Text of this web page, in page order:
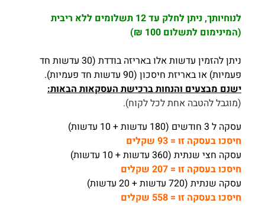
לנוחיותך, ניתן לחלק עד 12 תשלומים ללא ריבית
(המינימום לתשלום 100 ₪)
ניתן להזמין עדשות אלו באריזה בודדת (30 עדשות חד
פעמיות) או באריזת חיסכון (90 עדשות חד פעמיות).
ישנם מבצעים והנחות ברכישת העסקאות הבאות:
(מוגבל להטבה אחת לכל לקוח).
עסקה ל 3 חודשים (180 עדשות + 10 עדשות)
חיסכו בעסקה זו = 93 שקלים
עסקה חצי שנתית (360 עדשות + 10 עדשות)
חיסכו בעסקה זו = 207 שקלים
עסקה שנתית (720 עדשות + 20 עדשות)
חיסכו בעסקה זו = 558 שקלים